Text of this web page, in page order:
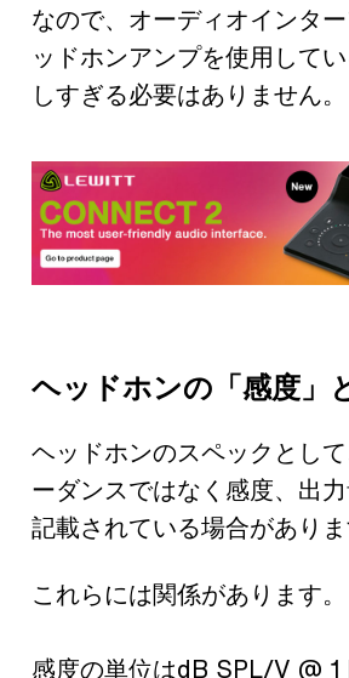
なので、オーディオインタ
ッドホンアンプを使用して
しすぎる必要はありません。
ヘッドホンの「感度」
ヘッドホンのスペックとし
ーダンスではなく感度、出
記載されている場合がありま
これらには関係があります。
感度の単位はdB SPL/V @ 1